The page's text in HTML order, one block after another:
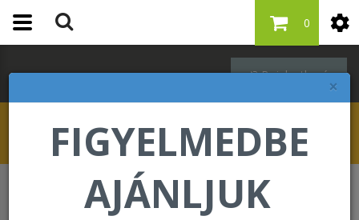
×
FIGYELMEDBE
AJÁNLJUK
Bejelentkezés
0
Étrend-kiegészítők Forever Active Pro-B